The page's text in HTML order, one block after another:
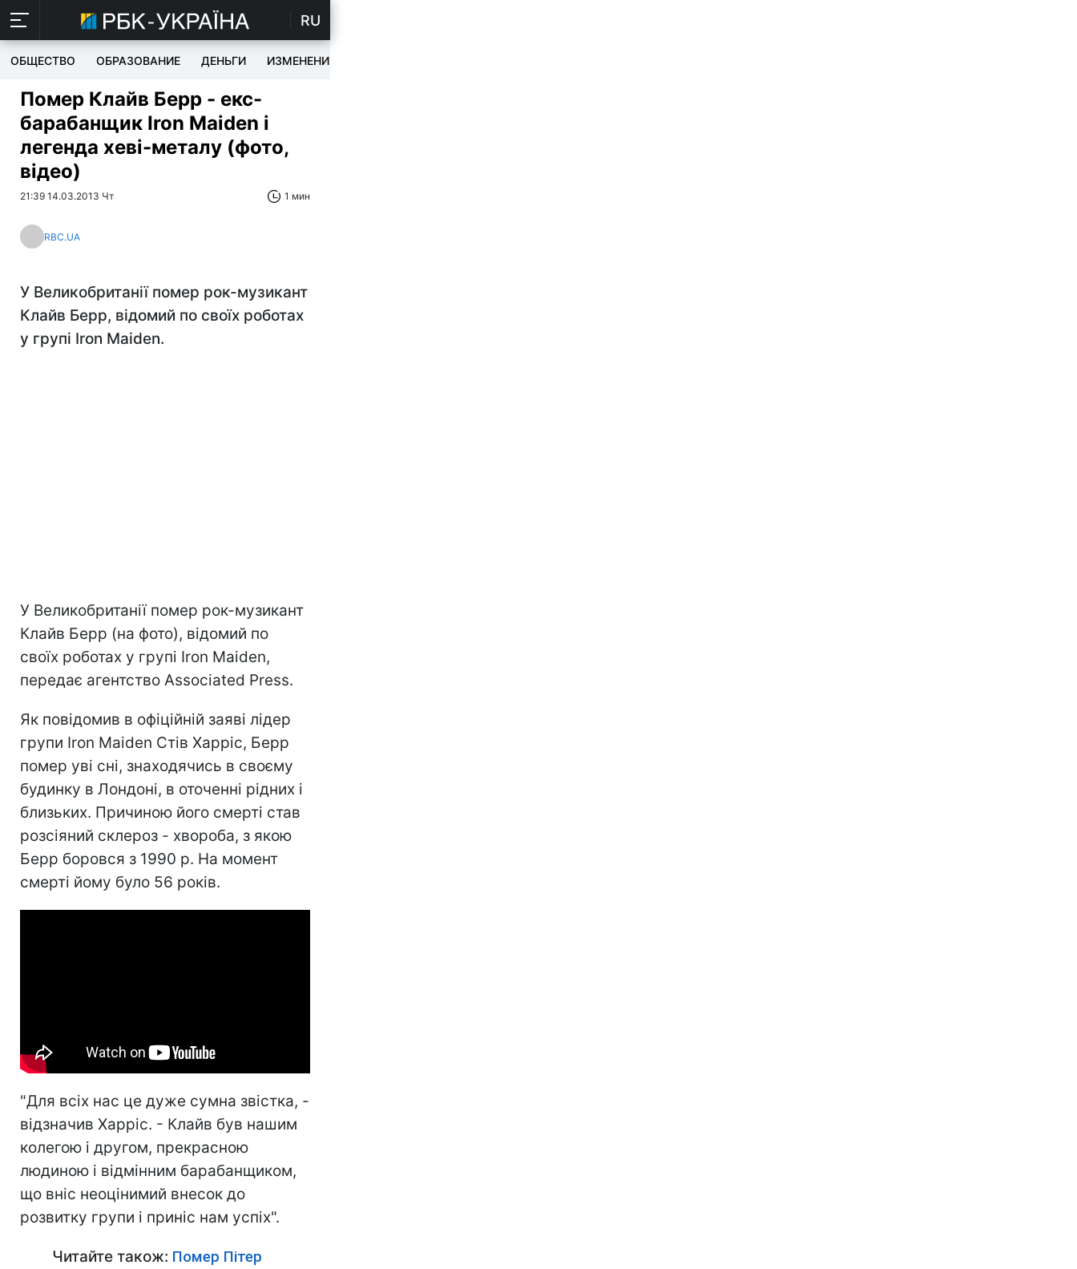
RU
ОБЩЕСТВО ОБРАЗОВАНИЕ ДЕНЬГИ ИЗМЕНЕНИЯ
Помер Клайв Берр - екс-
барабанщик Iron Maiden і
легенда хеві-металу (фото,
відео)
21:39 14.03.2013 Чт 1 мин
RBC.UA
У Великобританії помер рок-музикант
Клайв Берр, відомий по своїх роботах
у групі Iron Maiden.
У Великобританії помер рок-музикант
Клайв Берр (на фото), відомий по
своїх роботах у групі Iron Maiden,
передає агентство Associated Press.
Як повідомив в офіційній заяві лідер
групи Iron Maiden Стів Харріс, Берр
помер уві сні, знаходячись в своєму
будинку в Лондоні, в оточенні рідних і
близьких. Причиною його смерті став
розсіяний склероз - хвороба, з якою
Берр боровся з 1990 р. На момент
смерті йому було 56 років.
"Для всіх нас це дуже сумна звістка, -
відзначив Харріс. - Клайв був нашим
колегою і другом, прекрасною
людиною і відмінним барабанщиком,
що вніс неоцінимий внесок до
розвитку групи і приніс нам успіх".
Читайте також: Помер Пітер